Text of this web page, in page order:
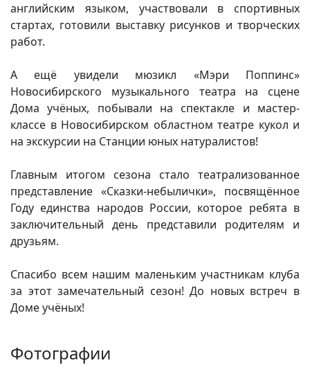
английским языком, участвовали в спортивных
стартах, готовили выставку рисунков и творческих
работ.
А ещё увидели мюзикл «Мэри Поппинс»
Новосибирского музыкального театра на сцене
Дома учёных, побывали на спектакле и мастер-
классе в Новосибирском областном театре кукол и
на экскурсии на Станции юных натуралистов!
Главным итогом сезона стало театрализованное
представление «Сказки-небылички», посвящённое
Году единства народов России, которое ребята в
заключительный день представили родителям и
друзьям.
Спасибо всем нашим маленьким участникам клуба
за этот замечательный сезон! До новых встреч в
Доме учёных!
Фотографии